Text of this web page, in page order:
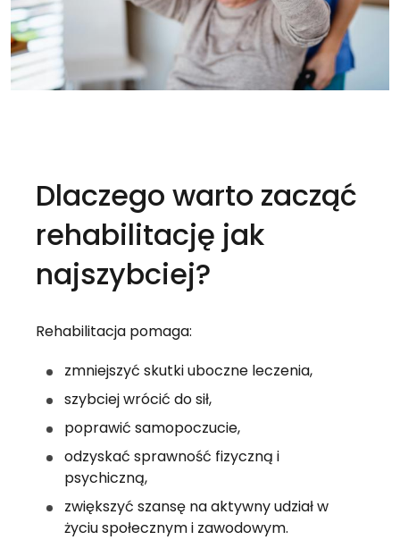
Dlaczego warto zacząć
rehabilitację jak
najszybciej?
Rehabilitacja pomaga:
zmniejszyć skutki uboczne leczenia,
szybciej wrócić do sił,
poprawić samopoczucie,
odzyskać sprawność fizyczną i
psychiczną,
zwiększyć szansę na aktywny udział w
życiu społecznym i zawodowym.